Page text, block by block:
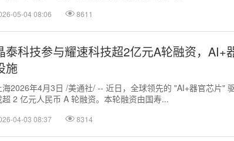
05-04 08:06 8611
泰科技参与耀速科技超2亿元A轮融资，
施
海2026年4月3日 /美通社/ -- 近日，全球领先的 "AI+器官芯片"
超 2 亿元人民币 A 轮融资。本轮融资由国寿...
04-03 08:37 8314